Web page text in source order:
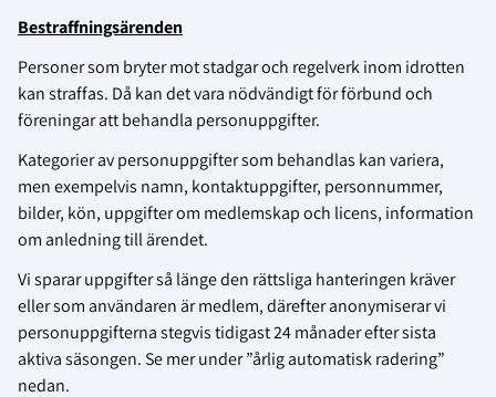
Bestraffningsärenden
Personer som bryter mot stadgar och regelverk inom idrotten
kan straffas. Då kan det vara nödvändigt för förbund och
föreningar att behandla personuppgifter.
Kategorier av personuppgifter som behandlas kan variera,
men exempelvis namn, kontaktuppgifter, personnummer,
bilder, kön, uppgifter om medlemskap och licens, information
om anledning till ärendet.
Vi sparar uppgifter så länge den rättsliga hanteringen kräver
eller som användaren är medlem, därefter anonymiserar vi
personuppgifterna stegvis tidigast 24 månader efter sista
aktiva säsongen. Se mer under ”årlig automatisk radering”
nedan.